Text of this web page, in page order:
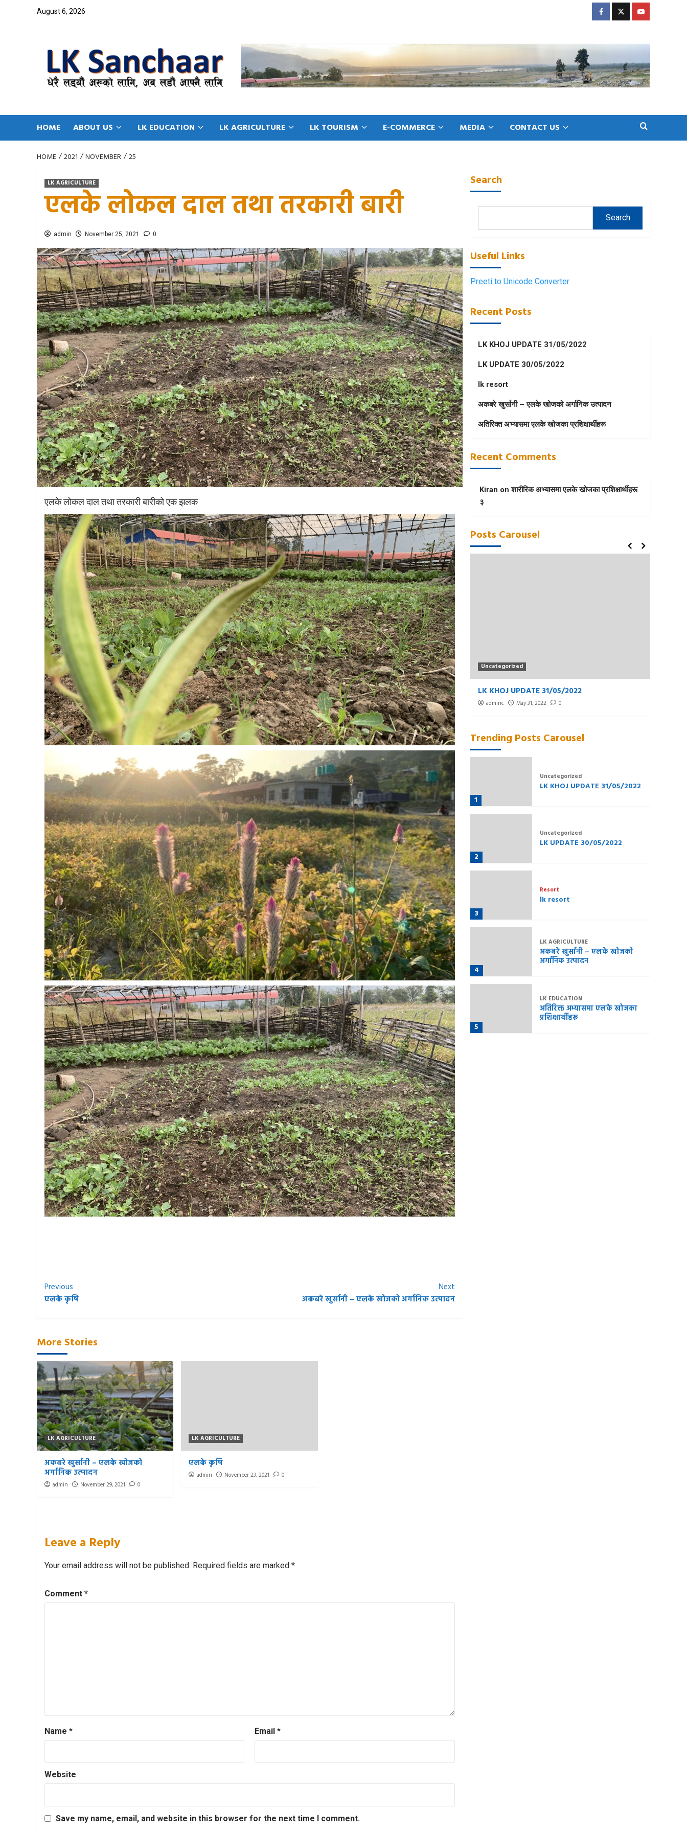
August 6, 2026
FacebookTwitterYoutube
HOME ABOUT US LK EDUCATION LK AGRICULTURE LK TOURISM E-COMMERCE MEDIA CONTACT US
HOME 2021 NOVEMBER 25
LK AGRICULTURE
एलके लोकल दाल तथा तरकारी बारी
admin November 25, 2021 0
एलके लोकल दाल तथा तरकारी बारीको एक झलक
Continue
Reading
Previous
एलके कृषि
Next
अकबरे खुर्सानी – एलके खोजको अर्गानिक उत्पादन
More Stories
LK AGRICULTURE
अकबरे खुर्सानी – एलके खोजको
अर्गानिक उत्पादन
admin November 29, 2021 0
LK AGRICULTURE
एलके कृषि
admin November 23, 2021 0
Leave a Reply
Your email address will not be published. Required fields are marked *
Comment *
Name * Email*
Website
Save my name, email, and website in this browser for the next time I comment.
Search
Search
Useful Links
Preeti to Unicode Converter
Recent Posts
LK KHOJ UPDATE 31/05/2022
LK UPDATE 30/05/2022
lk resort
अकबरे खुर्सानी – एलके खोजको अर्गानिक उत्पादन
अतिरिक्त अभ्यासमा एलके खोजका प्रशिक्षार्थीहरू
Recent Comments
Kiran onशारीरिक अभ्यासमा एलके खोजका प्रशिक्षार्थीहरू
३
Posts Carousel
LK EDUCATION
अतिरिक्त अभ्यासमा एलके खोजका प्रशिक्षार्थीहरू
admin November 26, 2021 0
Uncategorized
LK KHOJ UPDATE 31/05/2022
adminc May 31, 2022 0
Trending Posts Carousel
1
Uncategorized
LK KHOJ UPDATE 31/05/2022
2
Uncategorized
LK UPDATE 30/05/2022
3
Resort
lk resort
4
LK AGRICULTURE
अकबरे खुर्सानी – एलके खोजको
अर्गानिक उत्पादन
5
LK EDUCATION
अतिरिक्त अभ्यासमा एलके खोजका
प्रशिक्षार्थीहरू